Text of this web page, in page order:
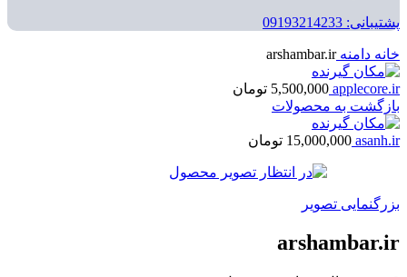
پشتیبانی: 09193214233
خانه دامنهarshambar.ir
applecore.ir
5,500,000 تومان
بازگشت به محصولات
asanh.ir
15,000,000 تومان
بزرگنمایی تصویر
arshambar.ir